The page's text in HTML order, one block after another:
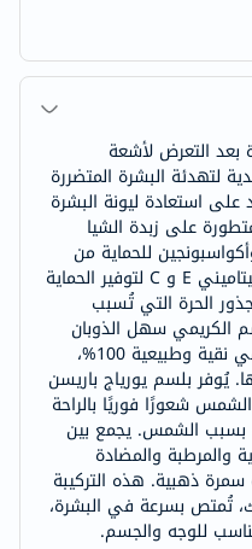
بعد التعرض لأشعة
لتهدئة البشرة المتضررة
استعادة ليونة البشرة
على زبدة الشيا
للحماية من
الجفاف، ومضادات الأكسدة مثل فيتاميني E و C لتوفير الحماية
الحرة التي تُسبب
الكريمي سهل الذوبان
أيضًا على مياه يورياج الحرارية، وهي نقية وطبيعية 100%،
يُوفر بلسم يورياج باريسن
شعورًا فوريًا بالراحة
بسبب الشمس. يجمع بين
والمرطبة والمضادة
سمرة ذهبية. هذه التركيبة
تُمتص بسرعة في البشرة،
للوجه والجسم.